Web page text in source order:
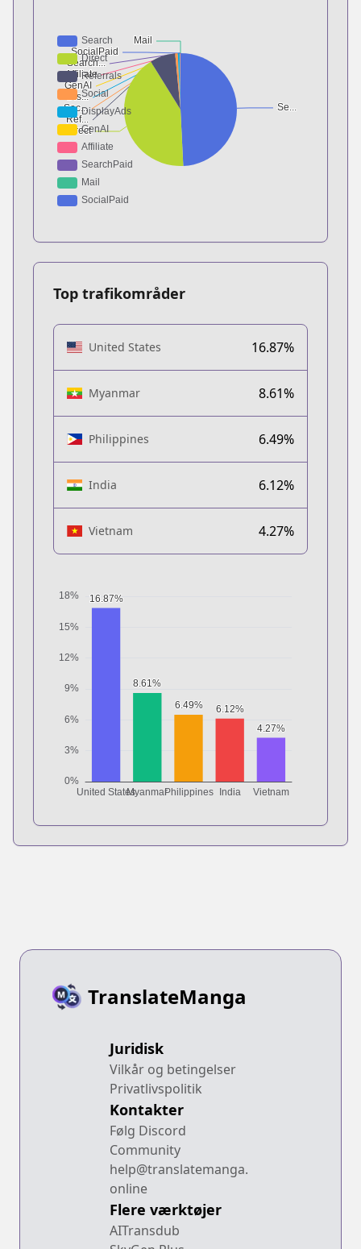
Top trafikområder
United States 16.87%
Myanmar 8.61%
Philippines 6.49%
India 6.12%
Vietnam 4.27%
TranslateManga
Juridisk
Vilkår og betingelser
Privatlivspolitik
Kontakter
Følg Discord
Community
help@translatemanga.
online
Flere værktøjer
AITransdub